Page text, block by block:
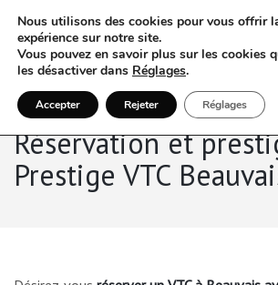
Réservation et
Prestige VTC
Nous utilisons des cookies pour vous offrir
expérience sur notre site.
Vous pouvez en savoir plus sur les cookies
les désactiver dans Réglages.
Accepter Rejeter Réglages